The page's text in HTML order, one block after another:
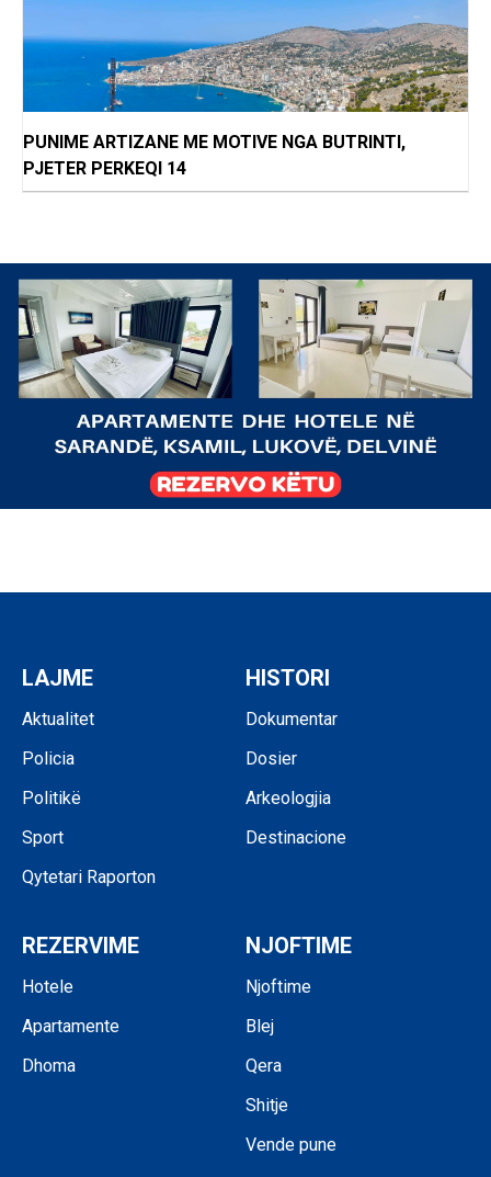
PUNIME ARTIZANE ME MOTIVE NGA BUTRINTI,
PJETER PERKEQI 14
LAJME
Aktualitet
Policia
Politikë
Sport
Qytetari Raporton
HISTORI
Dokumentar
Dosier
Arkeologjia
Destinacione
REZERVIME
Hotele
Apartamente
Dhoma
NJOFTIME
Njoftime
Blej
Qera
Shitje
Vende pune